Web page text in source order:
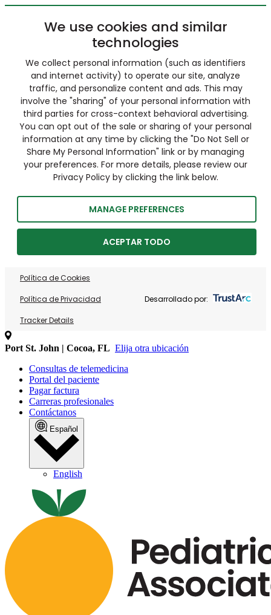
We use cookies and similar
technologies
We collect personal information (such as identifiers
and internet activity) to operate our site, analyze
traffic, and personalize content and ads. This may
involve the "sharing" of your personal information with
third parties for cross-context behavioral advertising.
You can opt out of the sale or sharing of your personal
information at any time by clicking the "Do Not Sell or
Share My Personal Information" link or by managing
your preferences. For more details, please review our
Privacy Policy by clicking the link below.
MANAGE PREFERENCES
ACEPTAR TODO
Política de Cookies
Política de Privacidad
Tracker Details
Desarrollado por:
Port St. John | Cocoa, FL Elija otra ubicación
Consultas de telemedicina
Portal del paciente
Pagar factura
Carreras profesionales
Contáctanos
Español
English